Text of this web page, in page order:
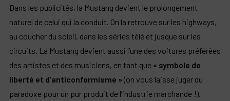
Dans les publicités, la Mustang devient le prolongement
naturel de celui qui la conduit. On la retrouve sur les highways,
au coucher du soleil, dans les séries télé et jusque sur les
circuits. La Mustang devient aussi l’une des voitures préférées
des artistes et des musiciens, en tant que « symbole de
liberté et d’anticonformisme » (on vous laisse juger du
paradoxe pour un pur produit de l’industrie marchande !).